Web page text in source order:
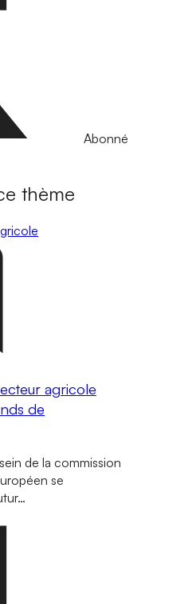
Abonné
thème
agricole
de
de la commission
se